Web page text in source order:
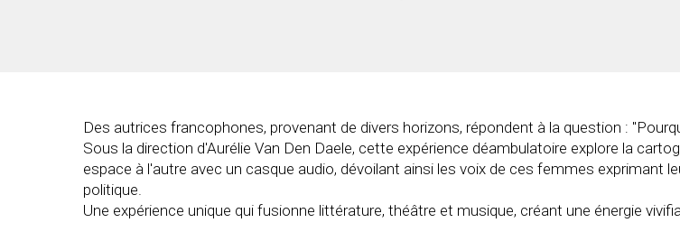
Des autrices francophones, provenant de divers horizons, répondent à la question :
Sous la direction d'Aurélie Van Den Daele, cette expérience déambulatoire explore la
espace à l'autre avec un casque audio, dévoilant ainsi les voix de ces femmes exprimant
politique.
Une expérience unique qui fusionne littérature, théâtre et musique, créant une énergie